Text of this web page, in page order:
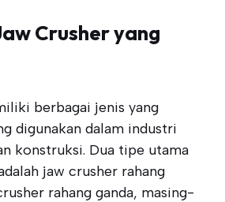
Crusher yang
berbagai jenis yang
digunakan dalam industri
konstruksi. Dua tipe utama
jaw crusher rahang
rahang ganda, masing-